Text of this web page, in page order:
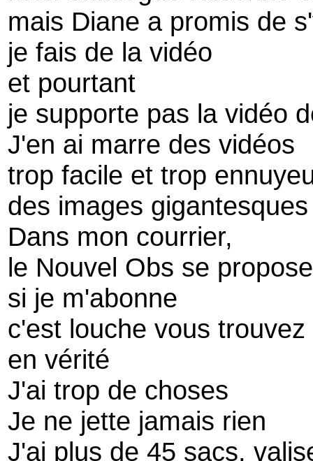
mais Diane a promis de
je fais de la vidéo
et pourtant
je supporte pas la vidéo
J'en ai marre des vidéos
trop facile et trop
des images
Dans mon courrier,
le Nouvel Obs se
si je m'abonne
c'est louche vous trouvez
en vérité
J'ai trop de choses
Je ne jette jamais rien
J'ai plus de 45 sacs,